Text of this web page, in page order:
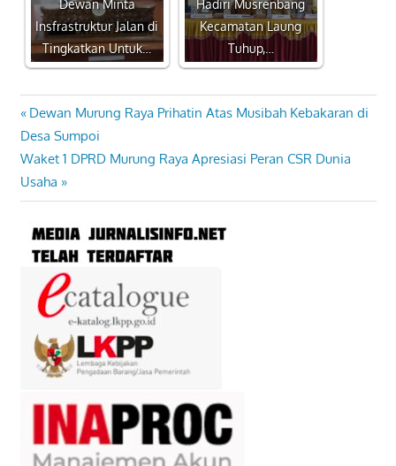
Dewan Minta
Insfrastruktur Jalan di
Tingkatkan Untuk…
Hadiri Musrenbang
Kecamatan Laung
Tuhup,…
Navigasi
pos
Previous
Post:
Dewan Murung Raya Prihatin Atas Musibah Kebakaran di
Desa Sumpoi
Next
Post:
Waket 1 DPRD Murung Raya Apresiasi Peran CSR Dunia
Usaha